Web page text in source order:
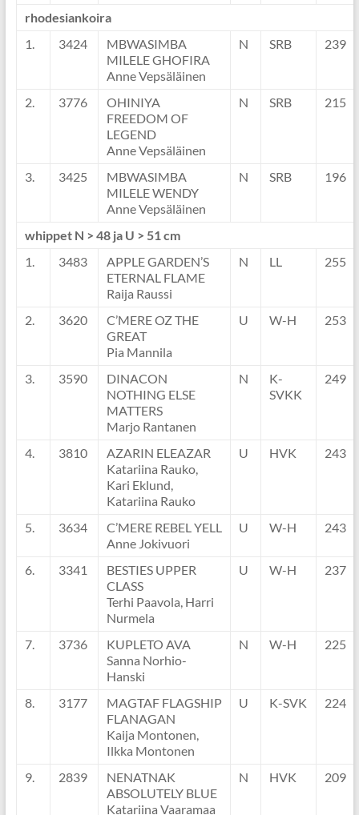
rhodesiankoira
1.
3424
MBWASIMBA
MILELE GHOFIRA
Anne Vepsäläinen
N SRB 239
2. 3776
OHINIYA
FREEDOM OF
LEGEND
Anne Vepsäläinen
N SRB 215
3. 3425
MBWASIMBA
MILELE WENDY
Anne Vepsäläinen
N SRB 196
whippet N > 48 ja U > 51 cm
1.
3483
APPLE GARDEN’S
ETERNAL FLAME
Raija Raussi
N LL 255
2. 3620
C’MERE OZ THE
GREAT
Pia Mannila
U W-H 253
3. 3590
DINACON
NOTHING ELSE
MATTERS
Marjo Rantanen
N
K-
SVKK
249
4. 3810
AZARIN ELEAZAR
Katariina Rauko,
Kari Eklund,
Katariina Rauko
U HVK 243
5. 3634
C’MERE REBEL YELL
Anne Jokivuori
U W-H 243
6. 3341
BESTIES UPPER
CLASS
Terhi Paavola, Harri
Nurmela
U W-H 237
7. 3736
KUPLETO AVA
Sanna Norhio-
Hanski
N W-H 225
8. 3177
MAGTAF FLAGSHIP
FLANAGAN
Kaija Montonen,
Ilkka Montonen
U K-SVK 224
9. 2839
NENATNAK
ABSOLUTELY BLUE
Katariina Vaaramaa
N HVK 209